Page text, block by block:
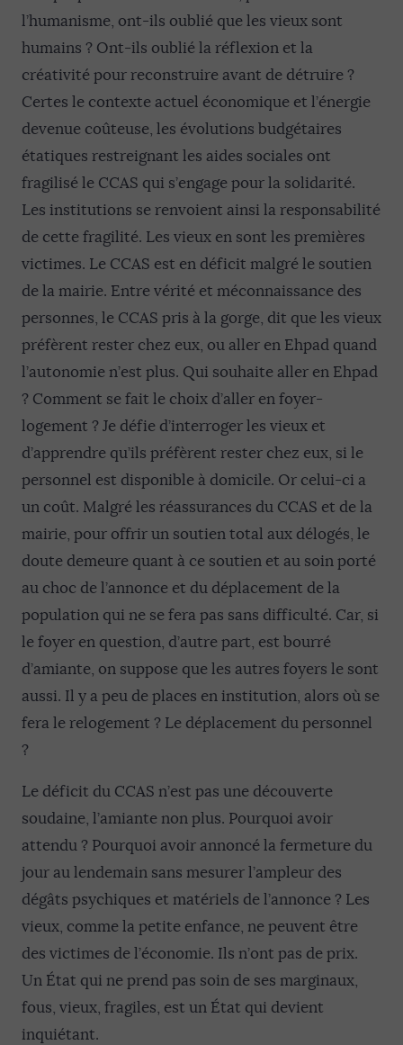
l’humanisme, ont-ils oublié que les vieux sont
humains ? Ont-ils oublié la réflexion et la
créativité pour reconstruire avant de détruire ?
Certes le contexte actuel économique et l’énergie
devenue coûteuse, les évolutions budgétaires
étatiques restreignant les aides sociales ont
fragilisé le CCAS qui s’engage pour la solidarité.
Les institutions se renvoient ainsi la responsabilité
de cette fragilité. Les vieux en sont les premières
victimes. Le CCAS est en déficit malgré le soutien
de la mairie. Entre vérité et méconnaissance des
personnes, le CCAS pris à la gorge, dit que les vieux
préfèrent rester chez eux, ou aller en Ehpad quand
l’autonomie n’est plus. Qui souhaite aller en Ehpad
? Comment se fait le choix d’aller en foyer-
logement ? Je défie d’interroger les vieux et
d’apprendre qu’ils préfèrent rester chez eux, si le
personnel est disponible à domicile. Or celui-ci a
un coût. Malgré les réassurances du CCAS et de la
mairie, pour offrir un soutien total aux délogés, le
doute demeure quant à ce soutien et au soin porté
au choc de l’annonce et du déplacement de la
population qui ne se fera pas sans difficulté. Car, si
le foyer en question, d’autre part, est bourré
d’amiante, on suppose que les autres foyers le sont
aussi. Il y a peu de places en institution, alors où se
fera le relogement ? Le déplacement du personnel
?
Le déficit du CCAS n’est pas une découverte
soudaine, l’amiante non plus. Pourquoi avoir
attendu ? Pourquoi avoir annoncé la fermeture du
jour au lendemain sans mesurer l’ampleur des
dégâts psychiques et matériels de l’annonce ? Les
vieux, comme la petite enfance, ne peuvent être
des victimes de l’économie. Ils n’ont pas de prix.
Un État qui ne prend pas soin de ses marginaux,
fous, vieux, fragiles, est un État qui devient
inquiétant.